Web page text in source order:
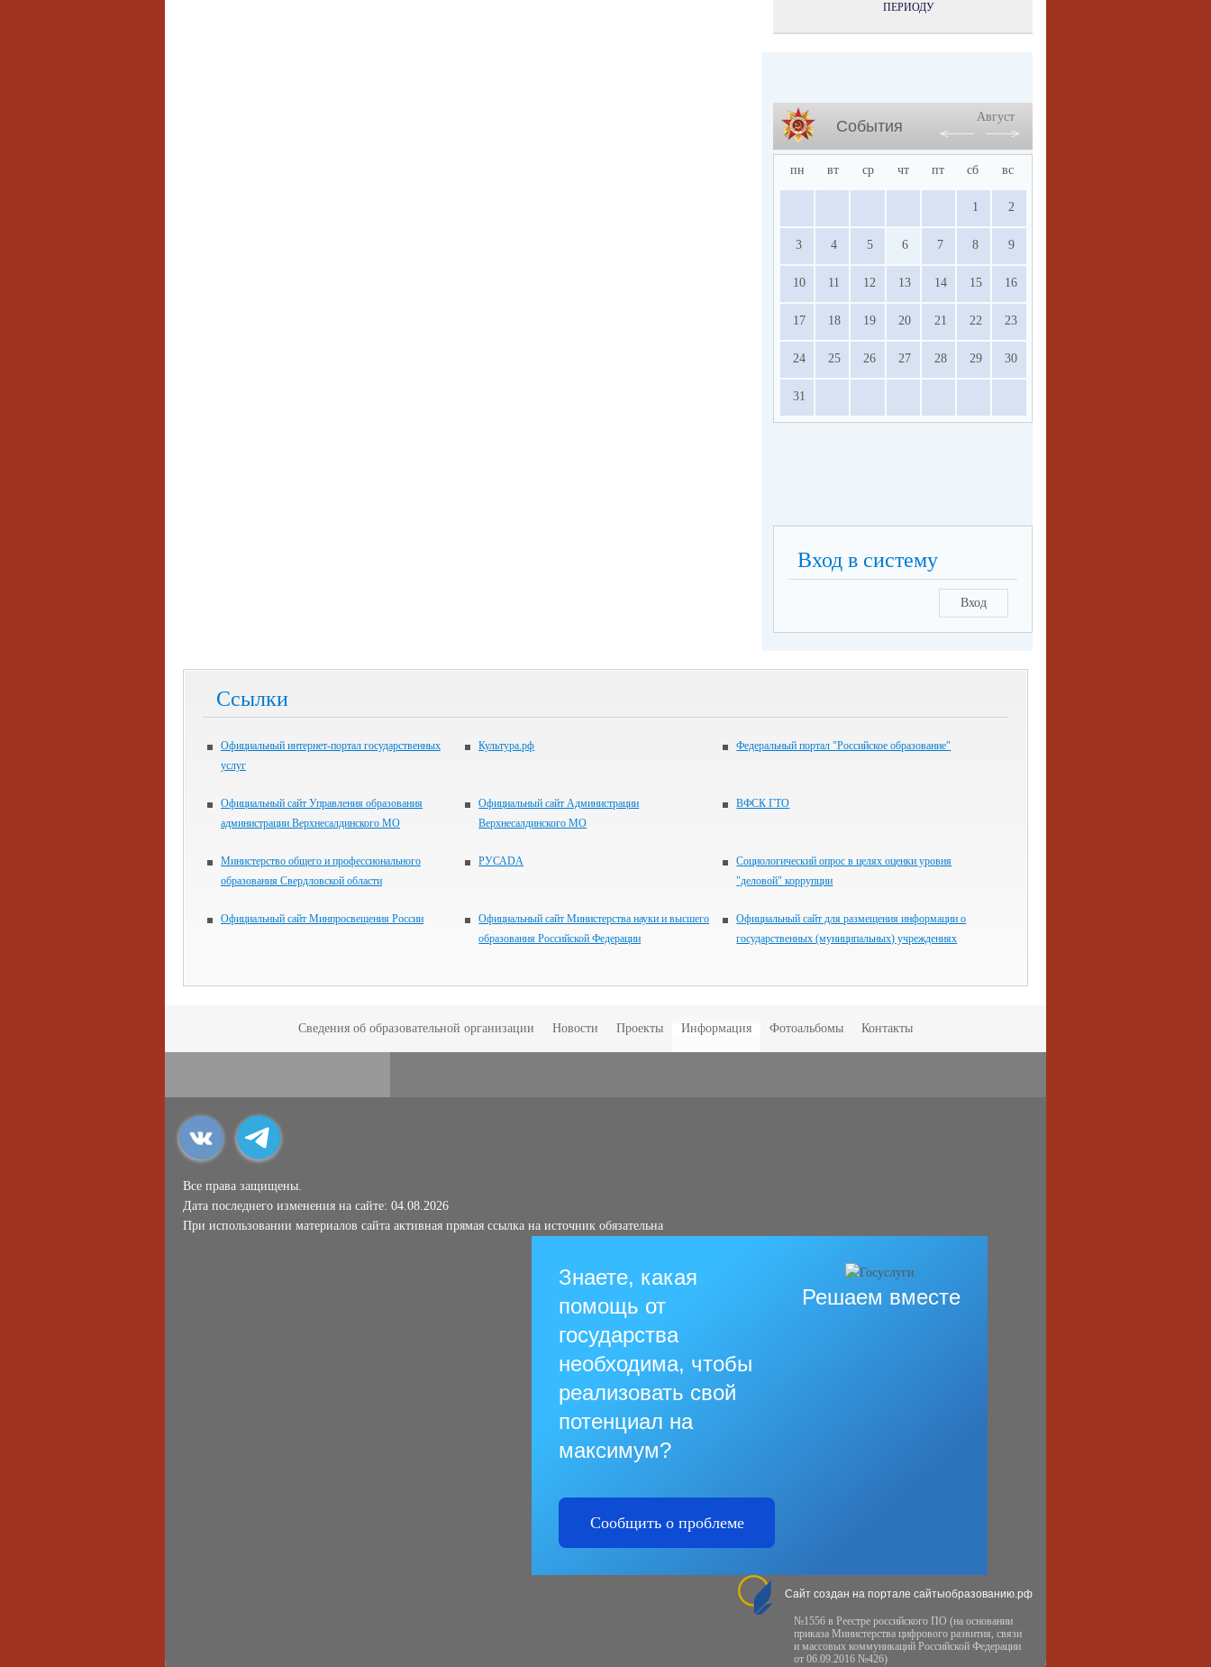
ПЕРИОДУ
События
Август
пн вт ср чт пт сб вс
1 2
3 4 5 6 7 8 9
10 11 12 13 14 15 16
17 18 19 20 21 22 23
24 25 26 27 28 29 30
31
Вход в систему
Вход
Ссылки
Официальный интернет-портал государственных
услуг
Культура.рф Федеральный портал "Российское образование"
Официальный сайт Управления образования
администрации Верхнесалдинского МО
Официальный сайт Администрации
Верхнесалдинского МО
ВФСК ГТО
Министерство общего и профессионального
образования Свердловской области
РУСАDА
Социологический опрос в целях оценки уровня
"деловой" коррупции
Официальный сайт Минпросвещения России
Официальный сайт Министерства науки и высшего
образования Российской Федерации
Официальный сайт для размещения информации о
государственных (муниципальных) учреждениях
Сведения об образовательной организации Новости Проекты Информация Фотоальбомы Контакты
Все права защищены.
Дата последнего изменения на сайте: 04.08.2026
При использовании материалов сайта активная прямая ссылка на источник обязательна
Решаем вместе
Знаете, какая
помощь от
государства
необходима, чтобы
реализовать свой
потенциал на
максимум?
Сообщить о проблеме
Сайт создан на портале сайтыобразованию.рф
№1556 в Реестре российского ПО (на основании
приказа Министерства цифрового развития, связи
и массовых коммуникаций Российской Федерации
от 06.09.2016 №426)